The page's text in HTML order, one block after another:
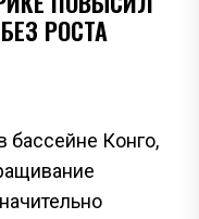
РОСТА
бассейне Конго,